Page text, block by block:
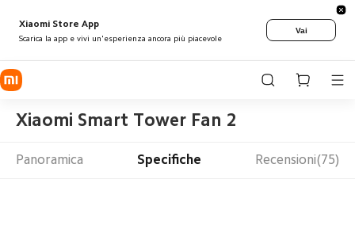
Xiaomi Store App
Scarica la app e vivi un'esperienza ancora più piacevole
Vai
Xiaomi Smart Tower Fan 2
Panoramica Specifiche Recensioni(75)